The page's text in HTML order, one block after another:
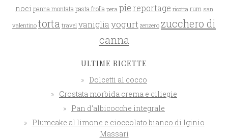
noci panna montata pasta frolla pera pie reportage ricotta rum san
valentino torta travel vaniglia yogurt zenzero zucchero di
canna
ULTIME RICETTE
Dolcetti al cocco
Crostata morbida crema e ciliegie
Pan d’albicocche integrale
Plumcake al limone e cioccolato bianco di Iginio
Massari